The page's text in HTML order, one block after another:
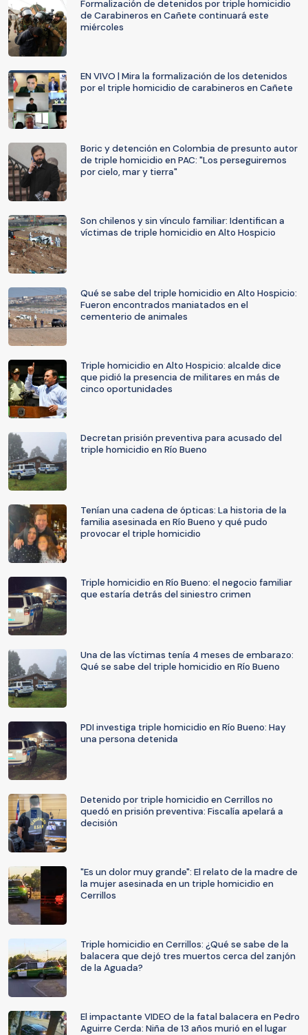
Formalización de detenidos por triple homicidio
de Carabineros en Cañete continuará este
miércoles
EN VIVO | Mira la formalización de los detenidos
por el triple homicidio de carabineros en Cañete
Boric y detención en Colombia de presunto autor
de triple homicidio en PAC: "Los perseguiremos
por cielo, mar y tierra"
Son chilenos y sin vínculo familiar: Identifican a
víctimas de triple homicidio en Alto Hospicio
Qué se sabe del triple homicidio en Alto Hospicio:
Fueron encontrados maniatados en el
cementerio de animales
Triple homicidio en Alto Hospicio: alcalde dice
que pidió la presencia de militares en más de
cinco oportunidades
Decretan prisión preventiva para acusado del
triple homicidio en Río Bueno
Tenían una cadena de ópticas: La historia de la
familia asesinada en Río Bueno y qué pudo
provocar el triple homicidio
Triple homicidio en Río Bueno: el negocio familiar
que estaría detrás del siniestro crimen
Una de las víctimas tenía 4 meses de embarazo:
Qué se sabe del triple homicidio en Río Bueno
PDI investiga triple homicidio en Río Bueno: Hay
una persona detenida
Detenido por triple homicidio en Cerrillos no
quedó en prisión preventiva: Fiscalía apelará a
decisión
"Es un dolor muy grande": El relato de la madre de
la mujer asesinada en un triple homicidio en
Cerrillos
Triple homicidio en Cerrillos: ¿Qué se sabe de la
balacera que dejó tres muertos cerca del zanjón
de la Aguada?
El impactante VIDEO de la fatal balacera en Pedro
Aguirre Cerda: Niña de 13 años murió en el lugar